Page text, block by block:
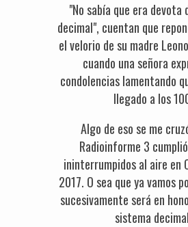
"No sabía que era devota
decimal", cuentan que
el velorio de su madre
cuando una señora
condolencias lamentando
llegado a los
Algo de eso se me
Radioinforme 3
ininterrumpidos al aire en
2017. O sea que ya vamos
sucesivamente será en
sistema